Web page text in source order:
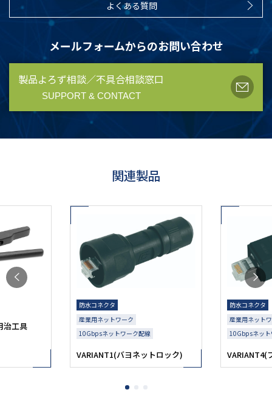
よくある質問
メールフォームからのお問い合わせ
製品よろず相談／不具合相談窓口
SUPPORT & CONTACT
関連製品
防水コネクタ
産業用ネットワーク
10Gbpsネットワーク配線
VARIANT4(プッシュプルロック)